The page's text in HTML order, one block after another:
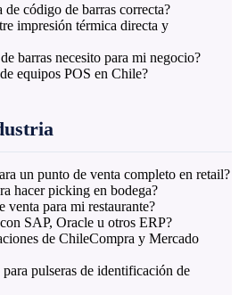
código de barras correcta?
impresión térmica directa y
barras necesito para mi negocio?
equipos POS en Chile?
un punto de venta completo en retail?
hacer picking en bodega?
venta para mi restaurante?
SAP, Oracle u otros ERP?
de ChileCompra y Mercado
pulseras de identificación de